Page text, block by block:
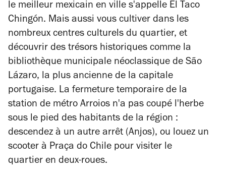
le meilleur mexicain en ville s'appelle El Taco
Chingón. Mais aussi vous cultiver dans les
nombreux centres culturels du quartier, et
découvrir des trésors historiques comme la
bibliothèque municipale néoclassique de São
Lázaro, la plus ancienne de la capitale
portugaise. La fermeture temporaire de la
station de métro Arroios n'a pas coupé l'herbe
sous le pied des habitants de la région :
descendez à un autre arrêt (Anjos), ou louez un
scooter à Praça do Chile pour visiter le
quartier en deux-roues.